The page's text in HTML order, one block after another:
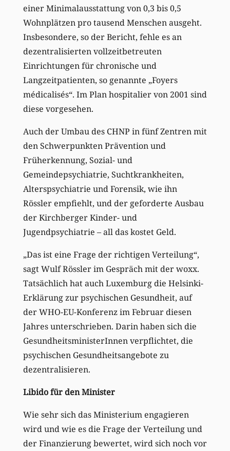
einer Minimalausstattung von 0,3 bis 0,5
Wohnplätzen pro tausend Menschen ausgeht.
Insbesondere, so der Bericht, fehle es an
dezentralisierten vollzeitbetreuten
Einrichtungen für chronische und
Langzeitpatienten, so genannte „Foyers
médicalisés“. Im Plan hospitalier von 2001 sind
diese vorgesehen.
Auch der Umbau des CHNP in fünf Zentren mit
den Schwerpunkten Prävention und
Früherkennung, Sozial- und
Gemeindepsychiatrie, Suchtkrankheiten,
Alterspsychiatrie und Forensik, wie ihn
Rössler empfiehlt, und der geforderte Ausbau
der Kirchberger Kinder- und
Jugendpsychiatrie – all das kostet Geld.
„Das ist eine Frage der richtigen Verteilung“,
sagt Wulf Rössler im Gespräch mit der woxx.
Tatsächlich hat auch Luxemburg die Helsinki-
Erklärung zur psychischen Gesundheit, auf
der WHO-EU-Konferenz im Februar diesen
Jahres unterschrieben. Darin haben sich die
GesundheitsministerInnen verpflichtet, die
psychischen Gesundheitsangebote zu
dezentralisieren.
Libido für den Minister
Wie sehr sich das Ministerium engagieren
wird und wie es die Frage der Verteilung und
der Finanzierung bewertet, wird sich noch vor